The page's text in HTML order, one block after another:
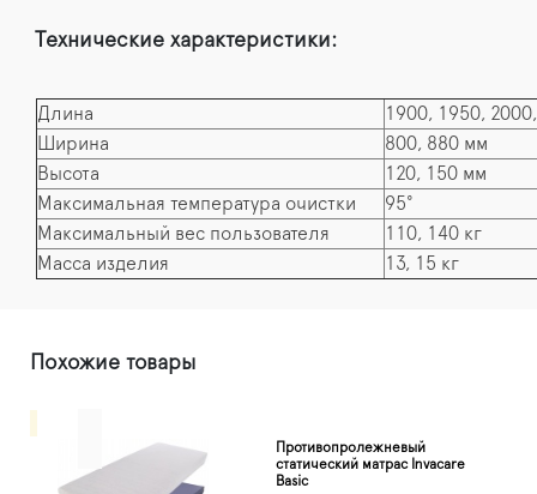
Технические характеристики:
Длина
1900, 1950,
Ширина
800, 880 мм
Высота
120, 150 мм
Максимальная температура очистки
95°
Максимальный вес пользователя
110, 140 кг
Масса изделия
13, 15 кг
Похожие товары
Противопролежневый
статический матрас Invacare
Basic